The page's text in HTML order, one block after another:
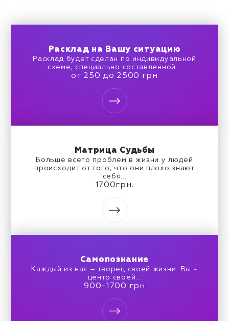
Расклад на Вашу ситуацию
Расклад будет сделан по индивидуальной
схеме, специально составленной...
от 250 до 2500 грн
Матрица Судьбы
Больше всего проблем в жизни у людей
происходит от того, что они плохо знают
себя...
1700грн.
Самопознание
Каждый из нас – творец своей жизни. Вы -
центр своей...
900-1700 грн